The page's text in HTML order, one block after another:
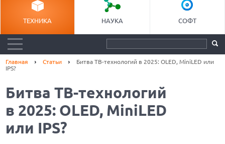
ТЕХНИКА НАУКА СОФТ
Главная Статьи
Битва ТВ-технологий в 2025: OLED, MiniLED или
IPS?
Битва ТВ-технологий
в 2025: OLED, MiniLED
или IPS?